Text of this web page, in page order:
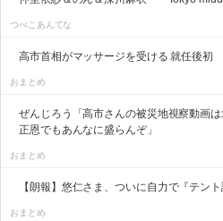
つべこあんてな
高市首相がマッサージを受ける 就任後初
おまとめ
ぜんじろう「高市さんの被災地視察動画
正恩でもあんなに盛らんぞ」
おまとめ
【朗報】悠仁さま、ついに自力で『テン
おまとめ